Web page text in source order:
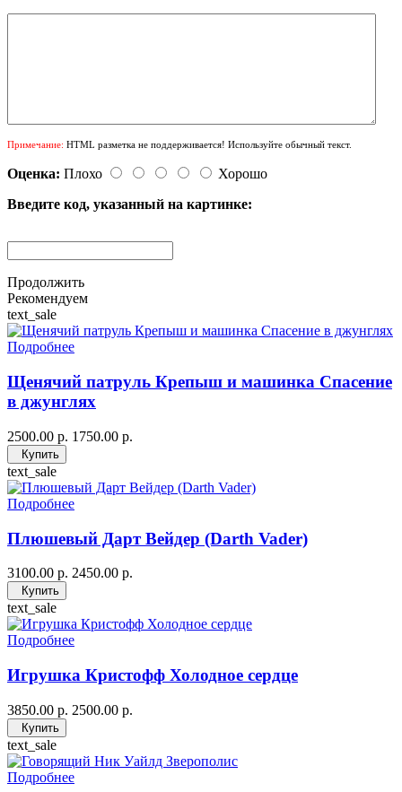
Примечание: HTML разметка не поддерживается! Используйте обычный текст.
Оценка: Плохо
Хорошо
Введите код, указанный на картинке:
Продолжить
Рекомендуем
text_sale
Подробнее
Щенячий патруль Крепыш и машинка Спасение
в джунглях
2500.00 р. 1750.00 р.
Купить
text_sale
Подробнее
Плюшевый Дарт Вейдер (Darth Vader)
3100.00 р. 2450.00 р.
Купить
text_sale
Подробнее
Игрушка Кристофф Холодное сердце
3850.00 р. 2500.00 р.
Купить
text_sale
Подробнее